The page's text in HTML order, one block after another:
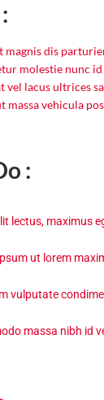
magnis dis
molestie nunc
lacus ultrices
vehicula
:
lectus, maximus
ut lorem
vulputate
massa nibh id